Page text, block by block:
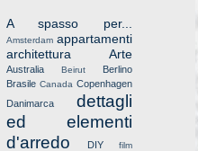
A spasso per...
Amsterdam appartamenti
architettura
Arte
Australia Beirut
Berlino
Brasile Canada Copenhagen
Danimarca
dettagli
ed elementi
d'arredo
DIY film